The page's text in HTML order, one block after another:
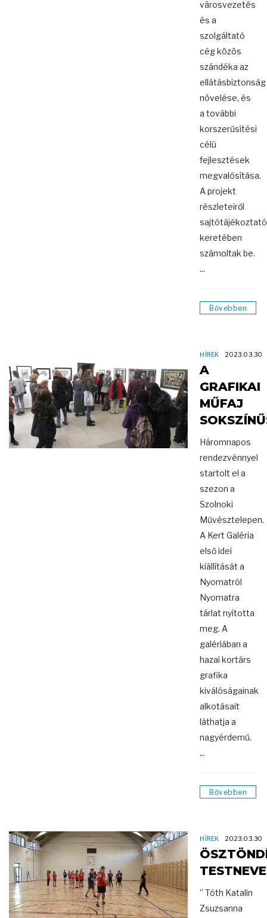
városvezetés
és a
szolgáltató
cég közös
szándéka az
ellátásbiztonság
növelése, és
a további
korszerűsítési
célú
fejlesztések
megvalósítása.
A projekt
részleteiről
sajtótájékoztató
keretében
számoltak be.
...
Bővebben
HÍREK 2023.03.30
A
GRAFIKAI
MŰFAJ
Háromnapos
rendezvénnyel
startolt el a
szezon a
Szolnoki
Művésztelepen.
A Kert Galéria
első idei
kiállítását a
Nyomatról
Nyomatra
tárlat nyitotta
meg. A
galériában a
hazai kortárs
grafika
kiválóságainak
alkotásait
láthatja a
nagyérdemű.
...
Bővebben
HÍREK 2023.03.30
” Tóth Katalin
Zsuzsanna